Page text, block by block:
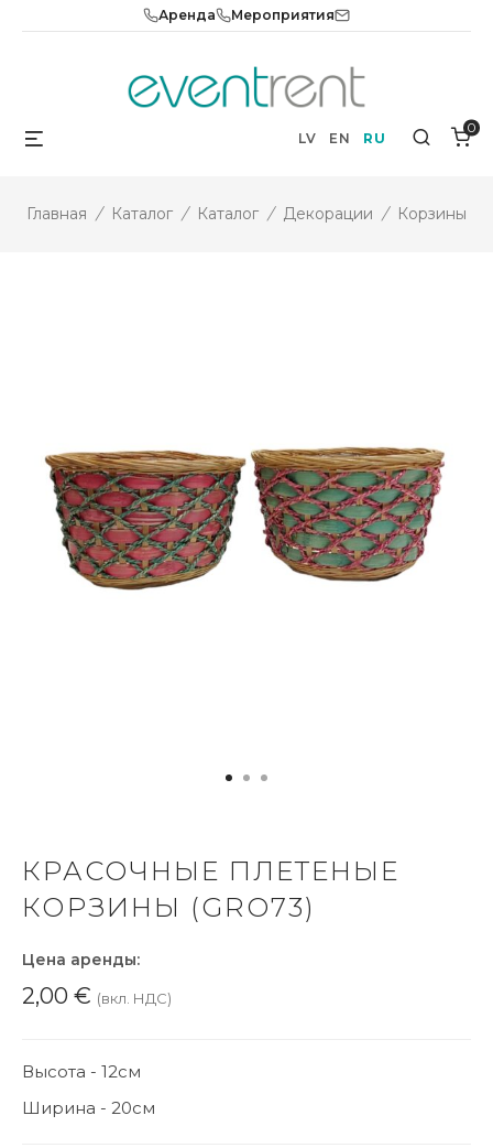
Аренда Мероприятия
LV EN RU Search
0
Главная / Каталог / Каталог / Декорации / Корзины
КРАСОЧНЫЕ ПЛЕТЕНЫЕ
КОРЗИНЫ (GRO73)
Цена аренды:
2,00 € (вкл. НДС)
Высота - 12см
Ширина - 20см